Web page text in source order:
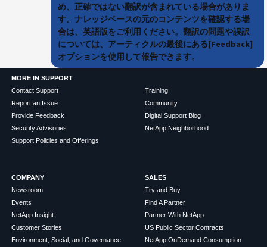
め、正確ではない翻訳が含まれている場合がありま
す。ナレッジベースの元のコンテンツを確認する場
合は、英語版をご利用ください。翻訳の問題や誤訳
については、アーティクルの最後にある[Feedback]
オプションを使用して報告できます。
MORE IN SUPPORT
Contact Support
Report an Issue
Provide Feedback
Security Advisories
Support Policies and Offerings
Training
Community
Digital Support Blog
NetApp Neighborhood
COMPANY
Newsroom
Events
NetApp Insight
Customer Stories
Environment, Social, and Governance
SALES
Try and Buy
Find A Partner
Partner With NetApp
US Public Sector Contracts
NetApp OnDemand Consumption